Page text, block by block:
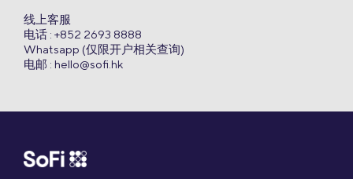
线上客服
电话 : +852 2693 8888
Whatsapp (仅限开户相关查询)
电邮 : hello@sofi.hk